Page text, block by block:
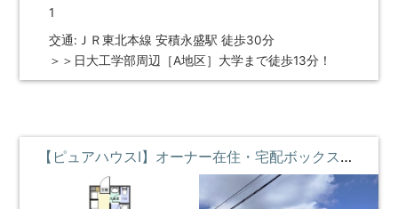
1
交通:ＪＲ東北本線 安積永盛駅 徒歩30分
＞＞日大工学部周辺［A地区］大学まで徒歩13分！
【ピュアハウスⅠ】オーナー在住・宅配ボックスde便利・迷ったらコレ物件 ②階 **即入居募集中**